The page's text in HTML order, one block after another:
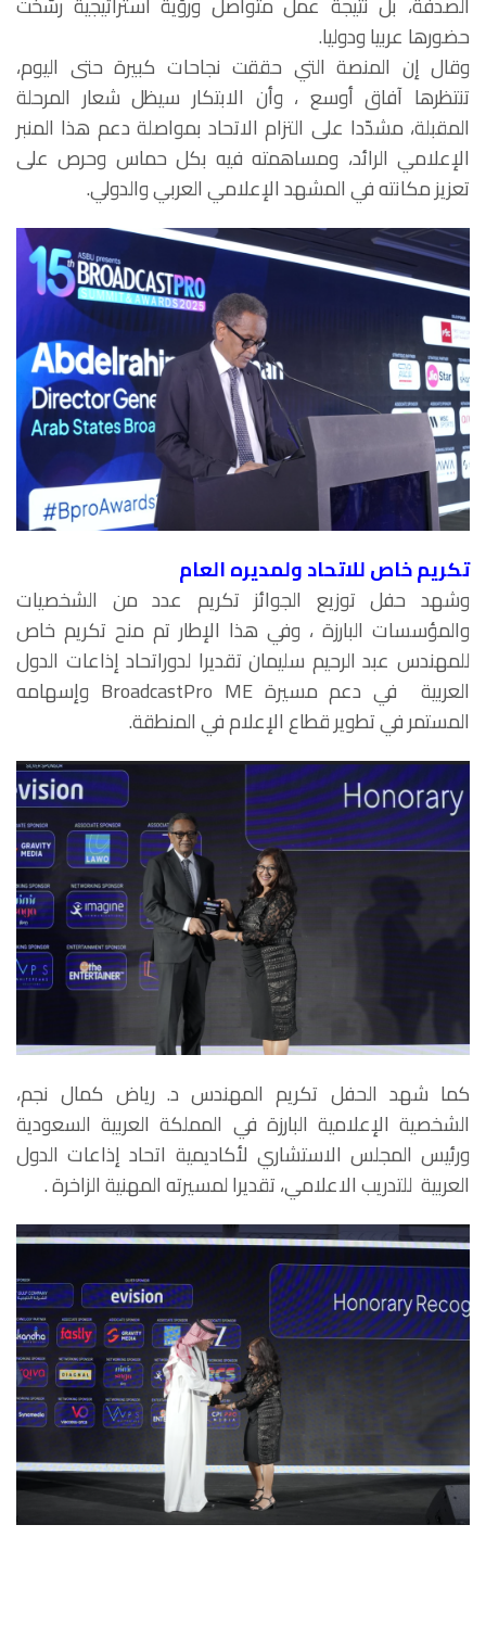
حضورها عربيا ودوليا.
وقال إن المنصة التي حققت نجاحات كبيرة حتى اليوم،
تنتظرها آفاق أوسع ، وأن الابتكار سيظل شعار المرحلة
المقبلة، مشدّدا على التزام الاتحاد بمواصلة دعم هذا المنبر
الإعلامي الرائد، ومساهمته فيه بكل حماس وحرص على
تعزيز مكانته في المشهد الإعلامي العربي والدولي.
تكريم خاص للاتحاد ولمديره العام
وشهد حفل توزيع الجوائز تكريم عدد من الشخصيات
والمؤسسات البارزة ، وفي هذا الإطار تم منح تكريم خاص
للمهندس عبد الرحيم سليمان تقديرا لدوراتحاد إذاعات الدول
العربية في دعم مسيرة BroadcastPro ME وإسهامه
المستمر في تطوير قطاع الإعلام في المنطقة.
كما شهد الحفل تكريم المهندس د. رياض كمال نجم،
الشخصية الإعلامية البارزة في المملكة العربية السعودية
ورئيس المجلس الاستشاري لأكاديمية اتحاد إذاعات الدول
العربية للتدريب الاعلامي، تقديرا لمسيرته المهنية الزاخرة .